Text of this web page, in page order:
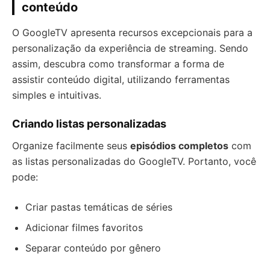
conteúdo
O GoogleTV apresenta recursos excepcionais para a
personalização da experiência de streaming. Sendo
assim, descubra como transformar a forma de
assistir conteúdo digital, utilizando ferramentas
simples e intuitivas.
Criando listas personalizadas
Organize facilmente seus episódios completos com
as listas personalizadas do GoogleTV. Portanto, você
pode:
Criar pastas temáticas de séries
Adicionar filmes favoritos
Separar conteúdo por gênero